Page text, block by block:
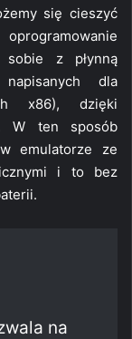
się cieszyć
z płynną
dla
x86), dzięki
W ten sposób
emulatorze ze
i to bez
na